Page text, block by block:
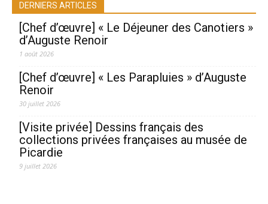
DERNIERS ARTICLES
[Chef d’œuvre] « Le Déjeuner des Canotiers »
d’Auguste Renoir
1 août 2026
[Chef d’œuvre] « Les Parapluies » d’Auguste
Renoir
30 juillet 2026
[Visite privée] Dessins français des
collections privées françaises au musée de
Picardie
9 juillet 2026